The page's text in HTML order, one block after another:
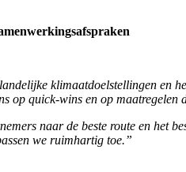
klimaatdoelstellingen
op quick-wins en op maatregelen
naar de beste route en
we ruimhartig toe.”